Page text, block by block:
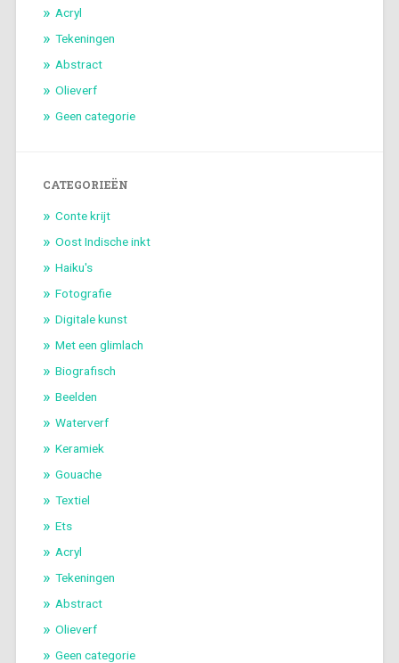
Acryl
Tekeningen
Abstract
Olieverf
Geen categorie
CATEGORIEËN
Conte krijt
Oost Indische inkt
Haiku's
Fotografie
Digitale kunst
Met een glimlach
Biografisch
Beelden
Waterverf
Keramiek
Gouache
Textiel
Ets
Acryl
Tekeningen
Abstract
Olieverf
Geen categorie